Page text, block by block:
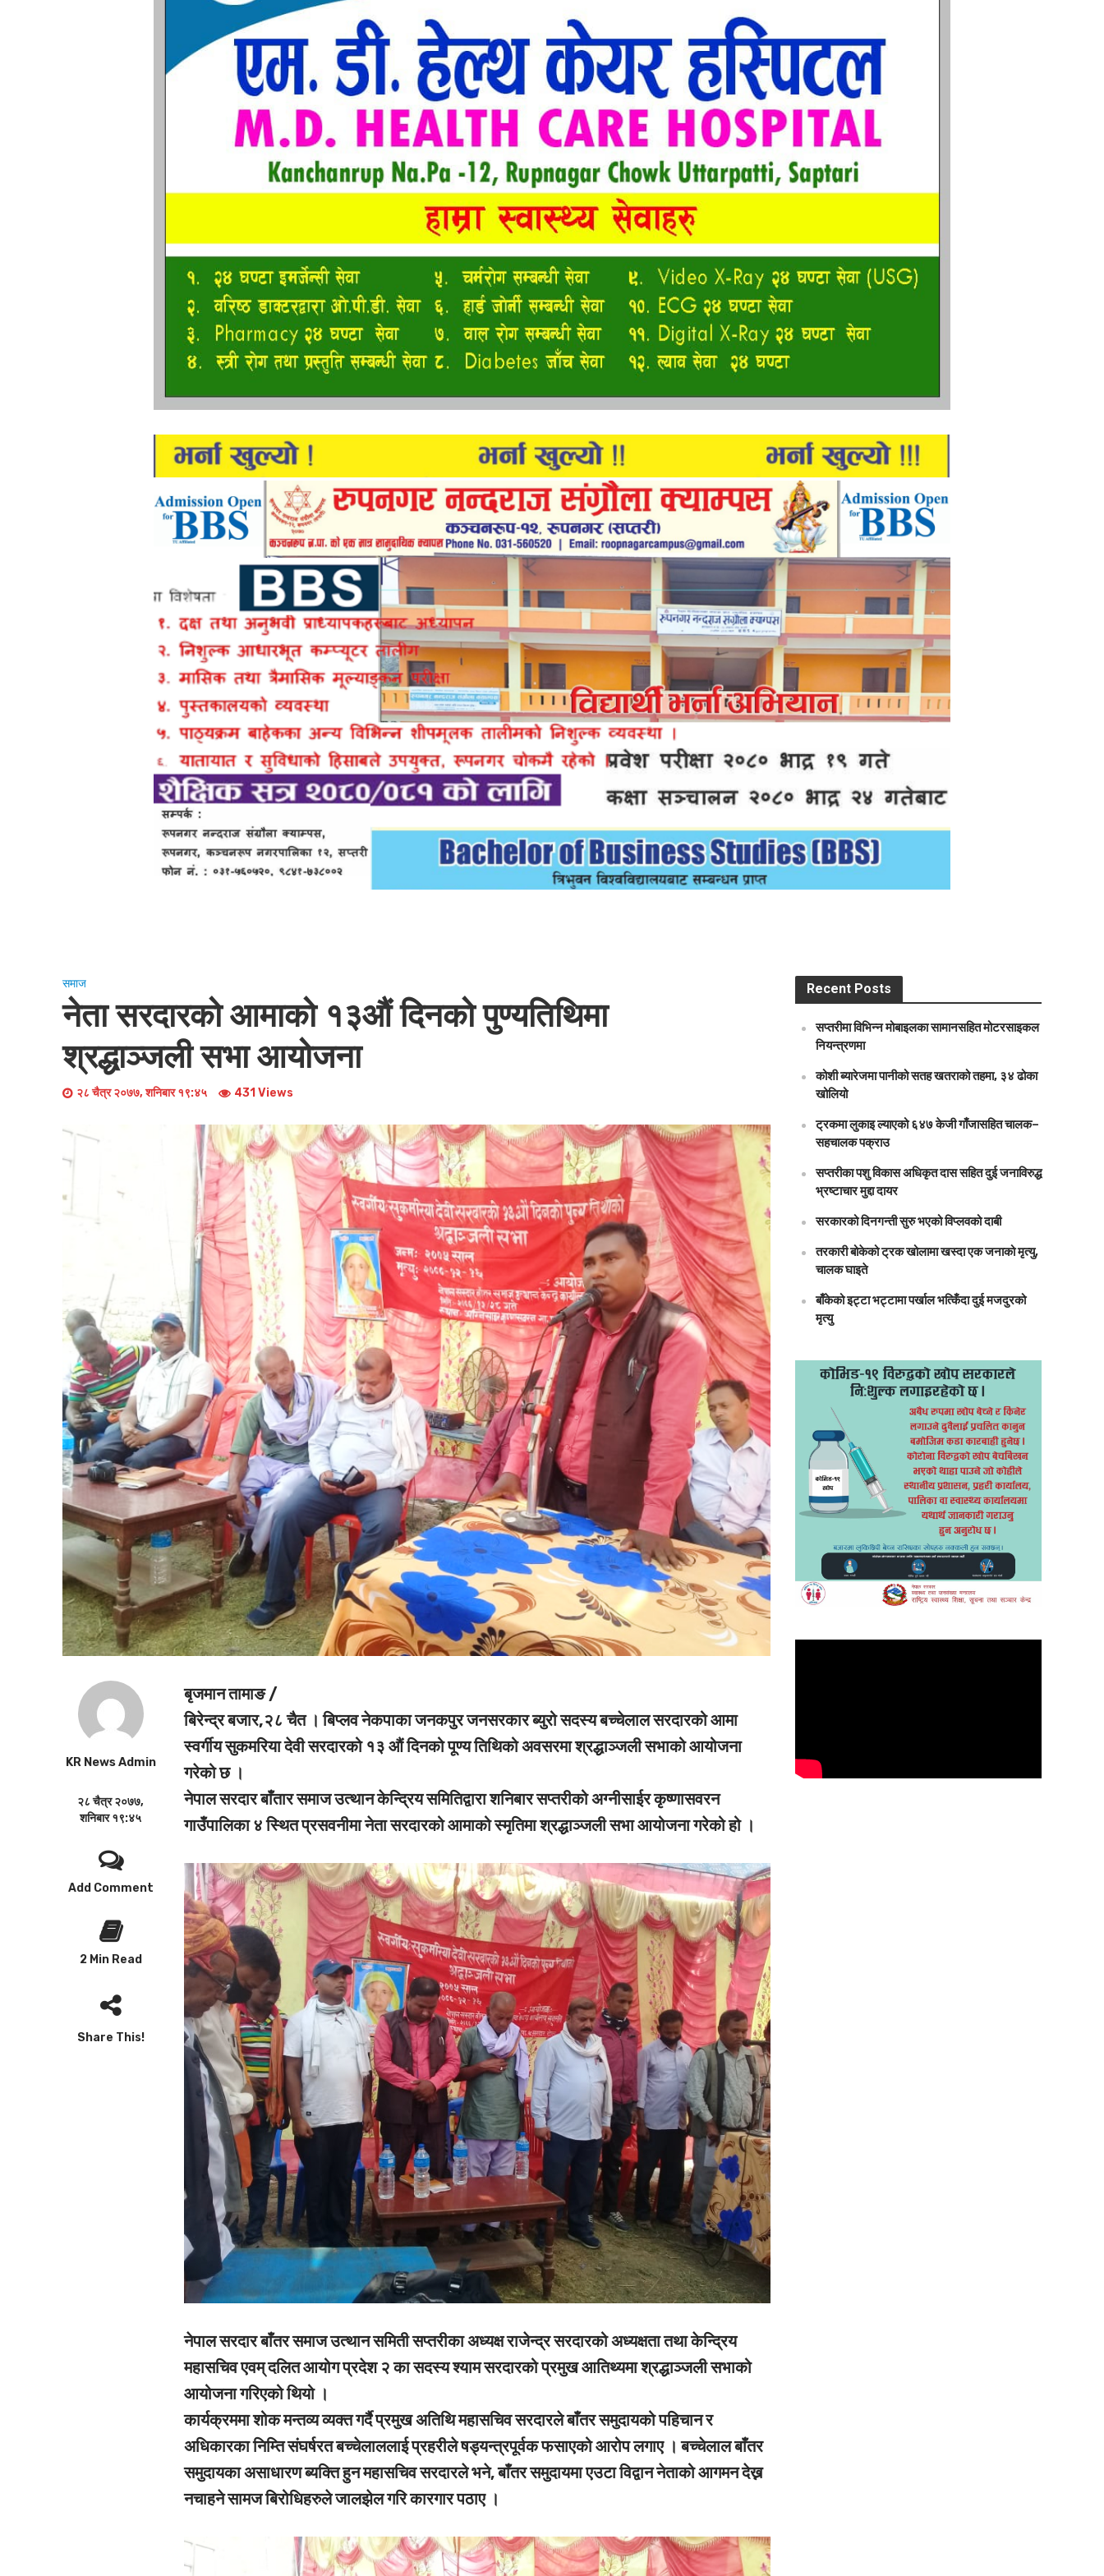
समाज
नेता सरदारको आमाको १३औं दिनको पुण्यतिथिमा
श्रद्धाञ्जली सभा आयोजना
२८ चैत्र २०७७, शनिबार १९:४५ 431 Views
KR News Admin
२८ चैत्र २०७७,
शनिबार १९:४५
Add Comment
2 Min Read
Share This!
बृजमान तामाङ /
बिरेन्द्र बजार,२८ चैत । बिप्लव नेकपाका जनकपुर जनसरकार ब्युरो सदस्य बच्चेलाल सरदारको आमा
स्वर्गीय सुकमरिया देवी सरदारको १३ औं दिनको पूण्य तिथिको अवसरमा श्रद्धाञ्जली सभाको आयोजना
गरेको छ ।
नेपाल सरदार बाँतार समाज उत्थान केन्द्रिय समितिद्वारा शनिबार सप्तरीको अग्नीसाईर कृष्णासवरन
गाउँपालिका ४ स्थित प्रसवनीमा नेता सरदारको आमाको स्मृतिमा श्रद्धाञ्जली सभा आयोजना गरेको हो ।
नेपाल सरदार बाँतर समाज उत्थान समिती सप्तरीका अध्यक्ष राजेन्द्र सरदारको अध्यक्षता तथा केन्द्रिय
महासचिव एवम् दलित आयोग प्रदेश २ का सदस्य श्याम सरदारको प्रमुख आतिथ्यमा श्रद्धाञ्जली सभाको
आयोजना गरिएको थियो ।
कार्यक्रममा शोक मन्तव्य व्यक्त गर्दै प्रमुख अतिथि महासचिव सरदारले बाँतर समुदायको पहिचान र
अधिकारका निम्ति संघर्षरत बच्चेलाललाई प्रहरीले षड्यन्त्रपूर्वक फसाएको आरोप लगाए । बच्चेलाल बाँतर
समुदायका असाधारण ब्यक्ति हुन महासचिव सरदारले भने, बाँतर समुदायमा एउटा विद्वान नेताको आगमन देख्न
नचाहने सामज बिरोधिहरुले जालझेल गरि कारगार पठाए ।
Recent Posts
सप्तरीमा विभिन्न मोबाइलका सामानसहित मोटरसाइकल
नियन्त्रणमा
कोशी ब्यारेजमा पानीको सतह खतराको तहमा, ३४ ढोका
खोलियो
ट्रकमा लुकाइ ल्याएको ६४७ केजी गाँजासहित चालक–
सहचालक पक्राउ
सप्तरीका पशु विकास अधिकृत दास सहित दुई जनाविरुद्ध
भ्रष्टाचार मुद्दा दायर
सरकारको दिनगन्ती सुरु भएको विप्लवको दाबी
तरकारी बोकेको ट्रक खोलामा खस्दा एक जनाको मृत्यु,
चालक घाइते
बाँकेको इट्टा भट्टामा पर्खाल भत्किँदा दुई मजदुरको
मृत्यु